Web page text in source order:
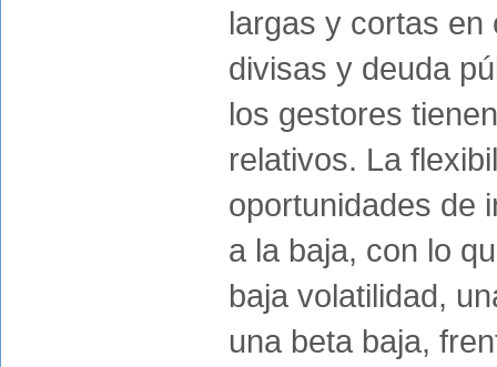
largas y cortas
divisas y deuda
los gestores
relativos. La
oportunidades de
a la baja, con lo
baja volatilidad,
una beta baja,